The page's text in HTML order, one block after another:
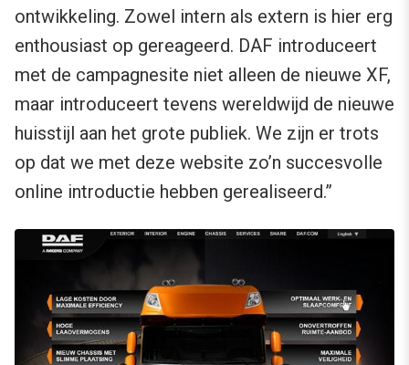
ontwikkeling. Zowel intern als extern is hier erg
enthousiast op gereageerd. DAF introduceert
met de campagnesite niet alleen de nieuwe XF,
maar introduceert tevens wereldwijd de nieuwe
huisstijl aan het grote publiek. We zijn er trots
op dat we met deze website zo’n succesvolle
online introductie hebben gerealiseerd.”